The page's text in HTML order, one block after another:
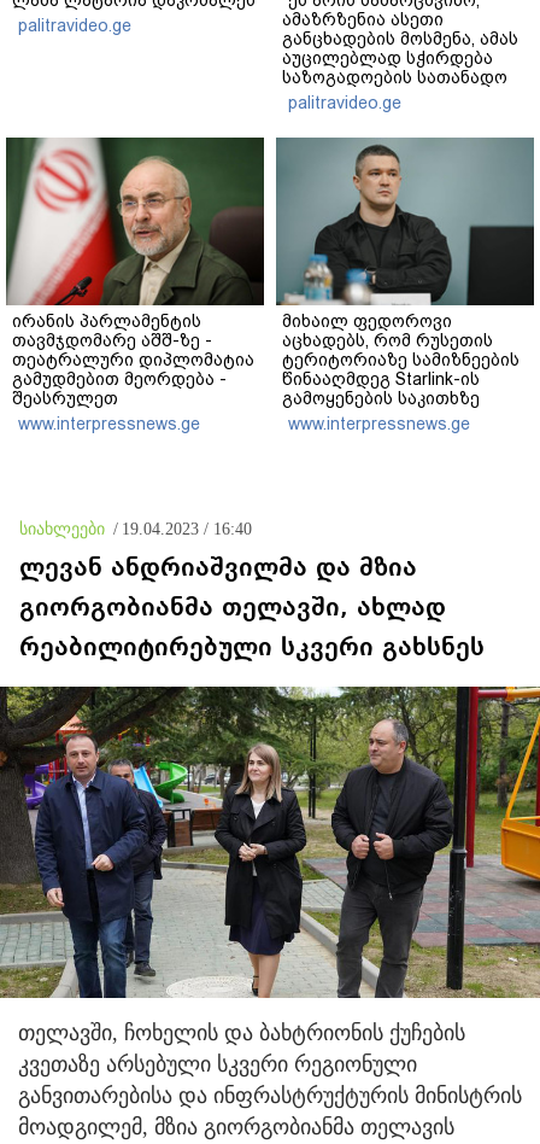
palitravideo.ge
ამაზრზენია ასეთი
განცხადების მოსმენა, ამას
აუცილებლად სჭირდება
საზოგადოების სათანადო
რეაქცია" - ირაკლი
კობახიძე
palitravideo.ge
ირანის პარლამენტის
თავმჯდომარე აშშ-ზე -
თეატრალური დიპლომატია
გამუდმებით მეორდება -
შეასრულეთ
ვალდებულებები, მეტი
თეატრი არ გვჭირდება
www.interpressnews.ge
მიხაილ ფედოროვი
აცხადებს, რომ რუსეთის
ტერიტორიაზე სამიზნეების
წინააღმდეგ Starlink-ის
გამოყენების საკითხზე
ილონ მასკთან
მოლაპარაკებებს
www.interpressnews.ge
სიახლეები / 19.04.2023 / 16:40
ლევან ანდრიაშვილმა და მზია
გიორგობიანმა თელავში, ახლად
რეაბილიტირებული სკვერი გახსნეს
თელავში, ჩოხელის და ბახტრიონის ქუჩების
კვეთაზე არსებული სკვერი რეგიონული
განვითარებისა და ინფრასტრუქტურის მინისტრის
მოადგილემ, მზია გიორგობიანმა თელავის